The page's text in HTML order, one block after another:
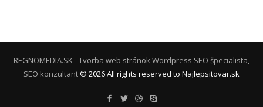
REGNOMEDIA.SK - Tvorba web stránok Wordpress SEO špecialista,
SEO konzultant © 2026All rights reserved to Najlepsitovar.sk